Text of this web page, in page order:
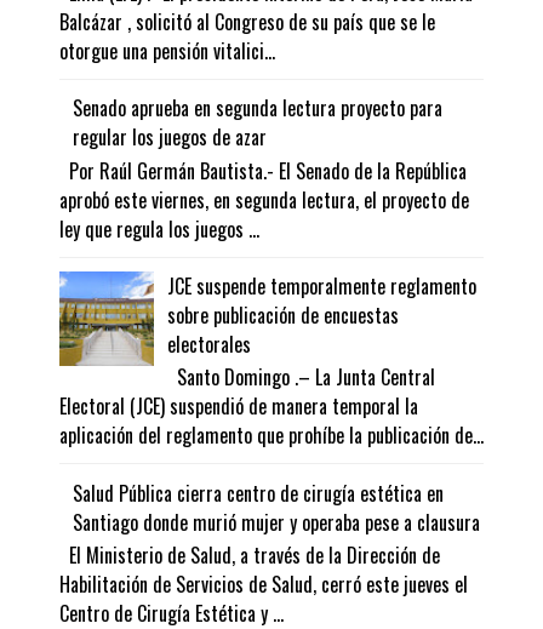
Balcázar , solicitó al Congreso de su país que se le
otorgue una pensión vitalici...
Senado aprueba en segunda lectura proyecto para
regular los juegos de azar
Por Raúl Germán Bautista.- El Senado de la República
aprobó este viernes, en segunda lectura, el proyecto de
ley que regula los juegos ...
JCE suspende temporalmente reglamento
sobre publicación de encuestas
electorales
Santo Domingo .– La Junta Central
Electoral (JCE) suspendió de manera temporal la
aplicación del reglamento que prohíbe la publicación de...
Salud Pública cierra centro de cirugía estética en
Santiago donde murió mujer y operaba pese a clausura
El Ministerio de Salud, a través de la Dirección de
Habilitación de Servicios de Salud, cerró este jueves el
Centro de Cirugía Estética y ...